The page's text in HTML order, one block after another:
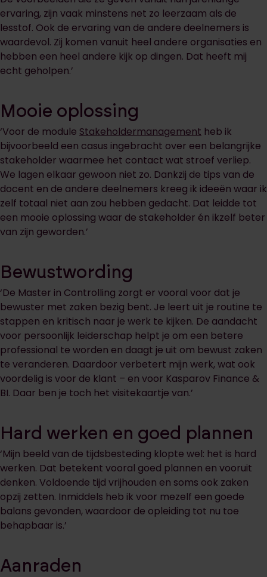
ervaring, zijn vaak minstens net zo leerzaam als de
lesstof. Ook de ervaring van de andere deelnemers is
waardevol. Zij komen vanuit heel andere organisaties en
hebben een heel andere kijk op dingen. Dat heeft mij
echt geholpen.’
Mooie oplossing
‘Voor de module Stakeholdermanagement heb ik
bijvoorbeeld een casus ingebracht over een belangrijke
stakeholder waarmee het contact wat stroef verliep.
We lagen elkaar gewoon niet zo. Dankzij de tips van de
docent en de andere deelnemers kreeg ik ideeën waar ik
zelf totaal niet aan zou hebben gedacht. Dat leidde tot
een mooie oplossing waar de stakeholder én ikzelf beter
van zijn geworden.’
Bewustwording
‘De Master in Controlling zorgt er vooral voor dat je
bewuster met zaken bezig bent. Je leert uit je routine te
stappen en kritisch naar je werk te kijken. De aandacht
voor persoonlijk leiderschap helpt je om een betere
professional te worden en daagt je uit om bewust zaken
te veranderen. Daardoor verbetert mijn werk, wat ook
voordelig is voor de klant – en voor Kasparov Finance &
BI. Daar ben je toch het visitekaartje van.’
Hard werken en goed plannen
‘Mijn beeld van de tijdsbesteding klopte wel: het is hard
werken. Dat betekent vooral goed plannen en vooruit
denken. Voldoende tijd vrijhouden en soms ook zaken
opzij zetten. Inmiddels heb ik voor mezelf een goede
balans gevonden, waardoor de opleiding tot nu toe
behapbaar is.’
Aanraden